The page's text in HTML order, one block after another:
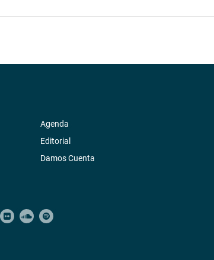
Agenda
Editorial
Damos Cuenta